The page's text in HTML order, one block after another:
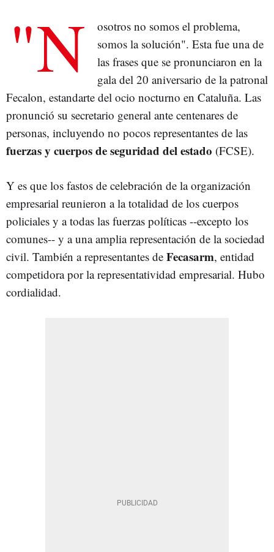
"N
osotros no somos el problema,
somos la solución". Esta fue una de
las frases que se pronunciaron en la
gala del 20 aniversario de la patronal
Fecalon, estandarte del ocio nocturno en Cataluña. Las
pronunció su secretario general ante centenares de
personas, incluyendo no pocos representantes de las
fuerzas y cuerpos de seguridad del estado (FCSE).
Y es que los fastos de celebración de la organización
empresarial reunieron a la totalidad de los cuerpos
policiales y a todas las fuerzas políticas --excepto los
comunes-- y a una amplia representación de la sociedad
civil. También a representantes de Fecasarm, entidad
competidora por la representatividad empresarial. Hubo
cordialidad.